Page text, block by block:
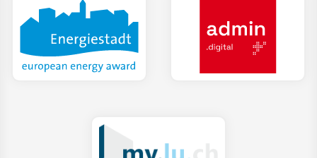
Energiestadt admin.digital